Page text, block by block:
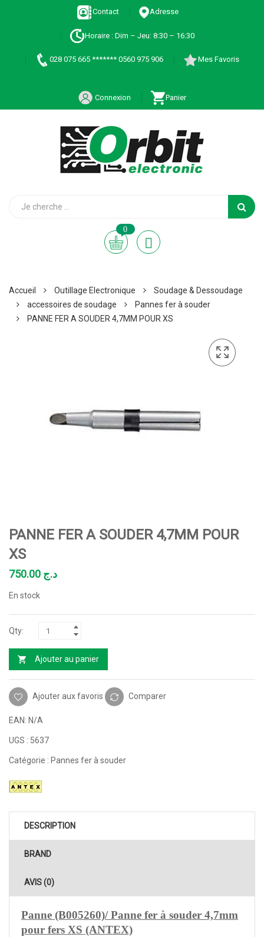
Contact Adresse
Horaire : Dim – Jeu: 8:30 – 16:30
028 075 665 ******* 0560 975 906 Mes Favoris
Connexion Panier
0
Accueil Outillage Electronique
Soudage & Dessoudage
accessoires de soudage
Pannes fer à souder
PANNE FER A SOUDER 4,7MM POUR XS
PANNE FER A SOUDER 4,7MM POUR
XS
د.ج
En stock
Ajouter au panier
Ajouter aux favoris Comparer
EAN: N/A
UGS : 5637
Catégorie : Pannes fer à souder
DESCRIPTION
BRAND
AVIS (0)
Panne (B005260)/ Panne fer à souder 4,7mm
pour fers XS (ANTEX)